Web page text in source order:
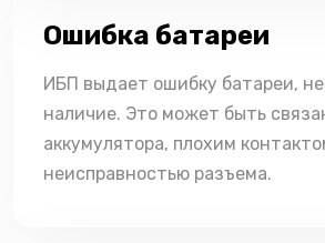
Ошибка батареи
ИБП выдает ошибку батареи,
наличие. Это может быть
аккумулятора, плохим
неисправностью разъема.